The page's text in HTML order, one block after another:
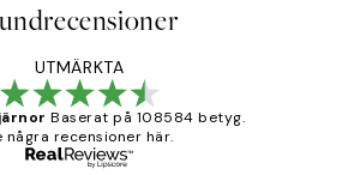
UTMÄRKTA
Baserat på 108584 betyg.
några recensioner här.